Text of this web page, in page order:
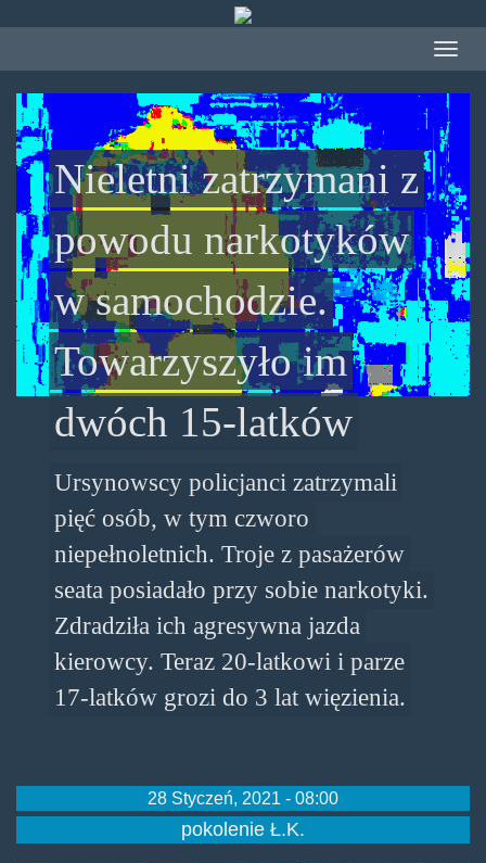
treści
Toggle
Nieletni zatrzymani z
powodu narkotyków
w samochodzie.
Towarzyszyło im
dwóch 15-latków
Ursynowscy policjanci zatrzymali
pięć osób, w tym czworo
niepełnoletnich. Troje z pasażerów
seata posiadało przy sobie narkotyki.
Zdradziła ich agresywna jazda
kierowcy. Teraz 20-latkowi i parze
17-latków grozi do 3 lat więzienia.
28 Styczeń, 2021 - 08:00
pokolenie Ł.K.